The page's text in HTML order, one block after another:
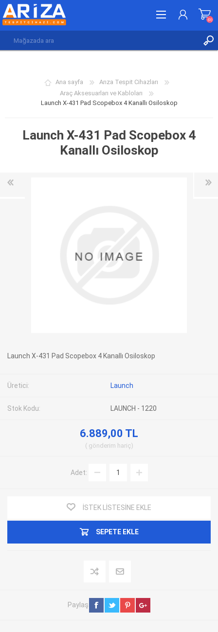
(0)
(0)
Ana sayfa
Arıza Tespit Cihazları
Araç Aksesuarları ve Kabloları
Launch X-431 Pad Scopebox 4 Kanallı Osiloskop
Launch X-431 Pad Scopebox 4
Kanallı Osiloskop
Launch X-431 Pad Scopebox 4 Kanallı Osiloskop
Üretici: Launch
Stok Kodu: LAUNCH - 1220
6.889,00 TL
gönderim hariç
Adet:
İSTEK LISTESINE EKLE
SEPETE EKLE
Paylaş